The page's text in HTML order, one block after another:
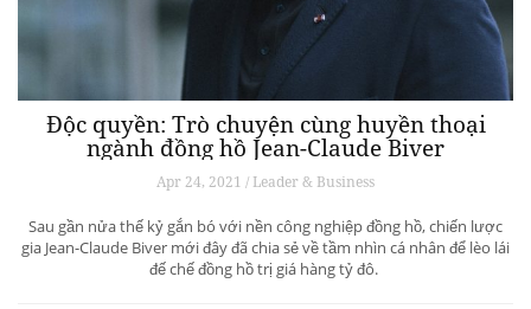
Độc quyền: Trò chuyện cùng huyền thoại
ngành đồng hồ Jean-Claude Biver
Apr 24, 2021 / Leader & Business
Sau gần nửa thế kỷ gắn bó với nền công nghiệp đồng hồ, chiến lược
gia Jean-Claude Biver mới đây đã chia sẻ về tầm nhìn cá nhân để lèo lái
đế chế đồng hồ trị giá hàng tỷ đô.